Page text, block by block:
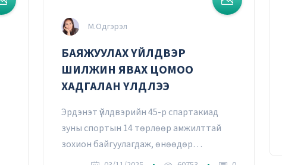
М.Одгэрэл
БАЯЖУУЛАХ ҮЙЛДВЭР
ШИЛЖИН ЯВАХ ЦОМОО
ХАДГАЛАН ҮЛДЛЭЭ
Эрдэнэт үйлдвэрийн 45-р спартакиад
зуны спортын 14 төрлөөр амжилттай
зохион байгуулагдаж, өнөөдөр
өндөрлөлөө.
Уурхайн ирээдүйг тооцоологч
инженер